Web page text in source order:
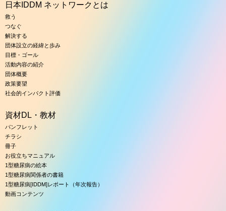
日本IDDM ネットワークとは
救う
つなぐ
解決する
団体設立の経緯と歩み
目標・ゴール
活動内容の紹介
団体概要
政策要望
社会的インパクト評価
資材DL・教材
パンフレット
チラシ
冊子
お役立ちマニュアル
1型糖尿病の絵本
1型糖尿病関係者の書籍
1型糖尿病[IDDM]レポート（年次報告）
動画コンテンツ